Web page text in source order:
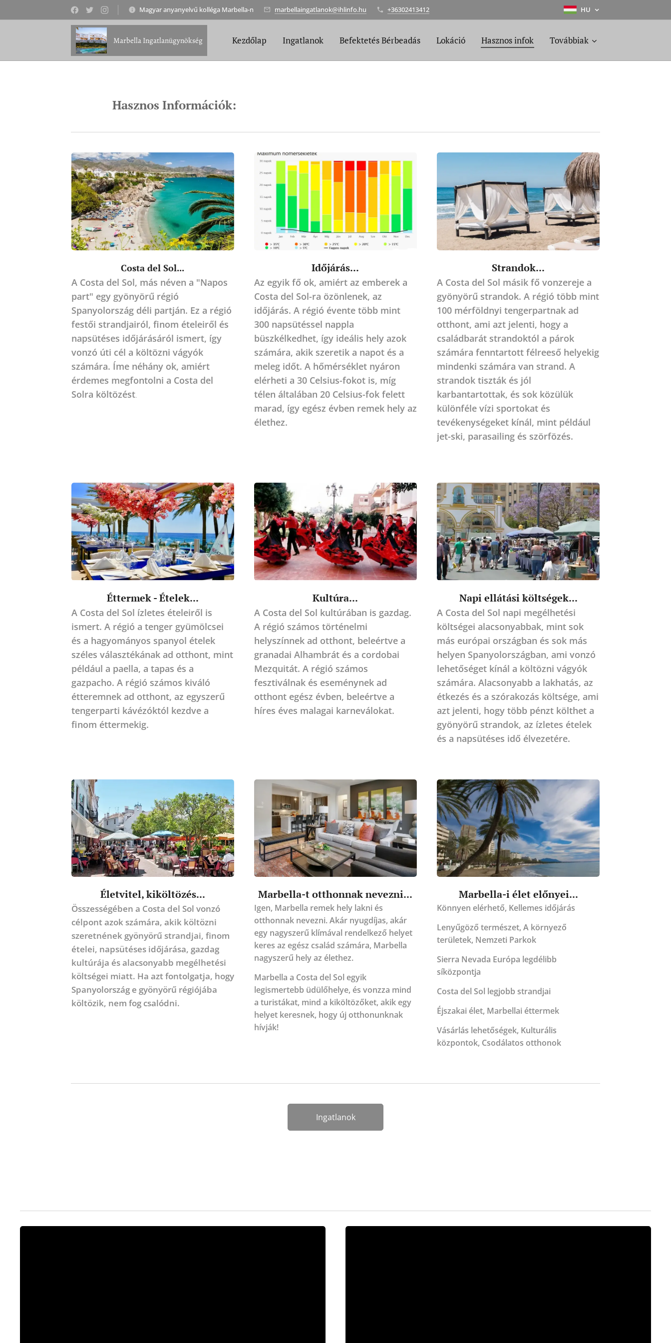
Magyar anyanyelvű kolléga Marbella-n marbellaingatlanok@ihlinfo.hu +36302413412 HU
Marbella Ingatlanügynökség Kezdőlap Ingatlanok Befektetés Bérbeadás Lokáció Hasznos infok Továbbiak
Hasznos Információk:
Costa del Sol...
A Costa del Sol, más néven a "Napos
part" egy gyönyörű régió
Spanyolország déli partján. Ez a régió
festői strandjairól, finom ételeiről és
napsütéses időjárásáról ismert, így
vonzó úti cél a költözni vágyók
számára. Íme néhány ok, amiért
érdemes megfontolni a Costa del
Solra költözést.
Időjárás...
Az egyik fő ok, amiért az emberek a
Costa del Sol-ra özönlenek, az
időjárás. A régió évente több mint
300 napsütéssel nappla
büszkélkedhet, így ideális hely azok
számára, akik szeretik a napot és a
meleg időt. A hőmérséklet nyáron
elérheti a 30 Celsius-fokot is, míg
télen általában 20 Celsius-fok felett
marad, így egész évben remek hely az
élethez.
Strandok...
A Costa del Sol másik fő vonzereje a
gyönyörű strandok. A régió több mint
100 mérföldnyi tengerpartnak ad
otthont, ami azt jelenti, hogy a
családbarát strandoktól a párok
számára fenntartott félreeső helyekig
mindenki számára van strand. A
strandok tiszták és jól
karbantartottak, és sok közülük
különféle vízi sportokat és
tevékenységeket kínál, mint például
jet-ski, parasailing és szörfözés.
Éttermek - Ételek...
A Costa del Sol ízletes ételeiről is
ismert. A régió a tenger gyümölcsei
és a hagyományos spanyol ételek
széles választékának ad otthont, mint
például a paella, a tapas és a
gazpacho. A régió számos kiváló
étteremnek ad otthont, az egyszerű
tengerparti kávézóktól kezdve a
finom éttermekig.
Kultúra...
A Costa del Sol kultúrában is gazdag.
A régió számos történelmi
helyszínnek ad otthont, beleértve a
granadai Alhambrát és a cordobai
Mezquitát. A régió számos
fesztiválnak és eseménynek ad
otthont egész évben, beleértve a
híres éves malagai karneválokat.
Napi ellátási költségek...
A Costa del Sol napi megélhetési
költségei alacsonyabbak, mint sok
más európai országban és sok más
helyen Spanyolországban, ami vonzó
lehetőséget kínál a költözni vágyók
számára. Alacsonyabb a lakhatás, az
étkezés és a szórakozás költsége, ami
azt jelenti, hogy több pénzt költhet a
gyönyörű strandok, az ízletes ételek
és a napsütéses idő élvezetére.
Életvitel, kiköltözés...
Összességében a Costa del Sol vonzó
célpont azok számára, akik költözni
szeretnének gyönyörű strandjai, finom
ételei, napsütéses időjárása, gazdag
kultúrája és alacsonyabb megélhetési
költségei miatt. Ha azt fontolgatja, hogy
Spanyolország e gyönyörű régiójába
költözik, nem fog csalódni.
Marbella-t otthonnak nevezni...
Igen, Marbella remek hely lakni és
otthonnak nevezni. Akár nyugdíjas, akár
egy nagyszerű klímával rendelkező helyet
keres az egész család számára, Marbella
nagyszerű hely az élethez.
Marbella a Costa del Sol egyik
legismertebb üdülőhelye, és vonzza mind
a turistákat, mind a kiköltözőket, akik egy
helyet keresnek, hogy új otthonunknak
hívják!
Marbella-i élet előnyei...
Könnyen elérhető, Kellemes időjárás
Lenyűgöző természet, A környező
területek, Nemzeti Parkok
Sierra Nevada Európa legdélibb
síközpontja
Costa del Sol legjobb strandjai
Éjszakai élet, Marbellai éttermek
Vásárlás lehetőségek, Kulturális
központok, Csodálatos otthonok
Ingatlanok